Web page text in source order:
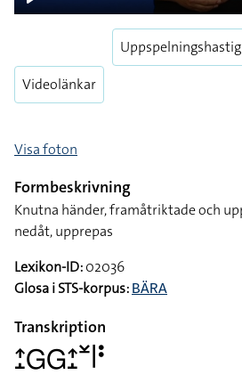
Play
Videolänkar
Visa foton
Formbeskrivning
Knutna händer, framåtriktade och
nedåt, upprepas
Lexikon-ID:02036
Glosa i STS-korpus: BÄRA
Transkription
􌤴􌤸􌤦􌤦􌤴􌤸􌥸􌥼􌥻